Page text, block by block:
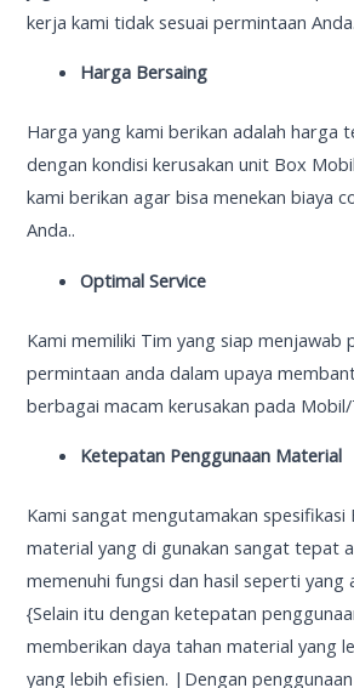
kerja kami tidak sesuai permintaan Anda.
Harga Bersaing
Harga yang kami berikan adalah harga
dengan kondisi kerusakan unit Box
kami berikan agar bisa menekan biaya
Anda..
Optimal Service
Kami memiliki Tim yang siap menjawab
permintaan anda dalam upaya
berbagai macam kerusakan pada
Ketepatan Penggunaan Material
Kami sangat mengutamakan spesifikasi
material yang di gunakan sangat tepat
memenuhi fungsi dan hasil seperti yang
{Selain itu dengan ketepatan
memberikan daya tahan material yang
yang lebih efisien. |Dengan